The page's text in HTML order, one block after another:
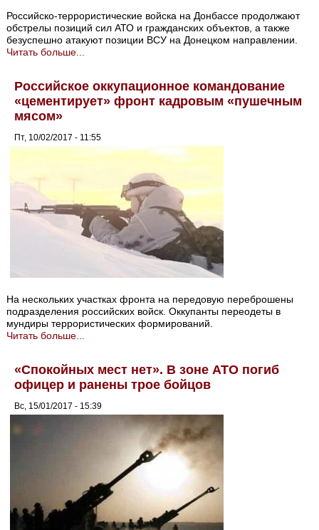
Российско-террористические войска на Донбассе продолжают
обстрелы позиций сил АТО и гражданских объектов, а также
безуспешно атакуют позиции ВСУ на Донецком направлении.
Читать больше...
Российское оккупационное командование
«цементирует» фронт кадровым «пушечным
мясом»
Пт, 10/02/2017 - 11:55
На нескольких участках фронта на передовую переброшены
подразделения российских войск. Оккупанты переодеты в
мундиры террористических формирований.
Читать больше...
«Спокойных мест нет». В зоне АТО погиб
офицер и ранены трое бойцов
Вс, 15/01/2017 - 15:39